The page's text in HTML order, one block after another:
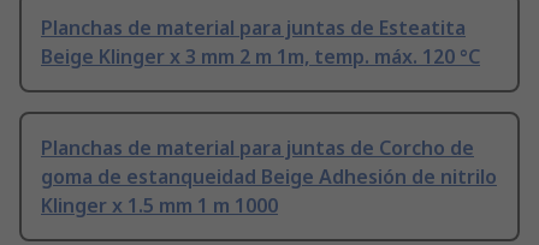
Planchas de material para juntas de Esteatita
Beige Klinger x 3 mm 2 m 1m, temp. máx. 120 °C
Planchas de material para juntas de Corcho de
goma de estanqueidad Beige Adhesión de nitrilo
Klinger x 1.5 mm 1 m 1000